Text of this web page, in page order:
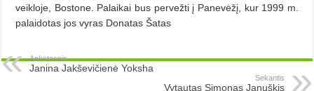
veikloje, Bostone. Palaikai bus pervežti į Panevėžį, kur 1999 m.
palaidotas jos vyras Donatas Šatas
Ankstesnis
Janina Jakševičienė Yoksha
Sekantis
Vytautas Simonas Januškis